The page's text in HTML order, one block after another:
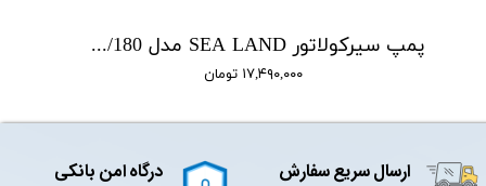
پمپ سیرکولاتور SEA LAND مدل CKR 25-40/180
۱۷,۴۹۰,۰۰۰ تومان
ارسال سریع سفارش درگاه امن بانکی